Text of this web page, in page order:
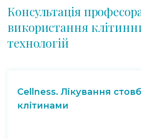
Консультація
використання
технологій
Cellness. Лікування
клітинами